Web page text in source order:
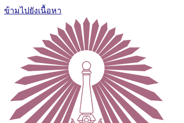
ข้ามไปยังเนื้อหา